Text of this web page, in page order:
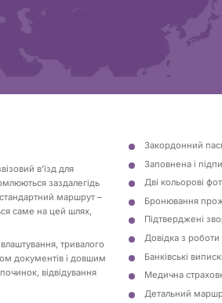
вʼїзд для
заздалегідь
маршрут –
саме на цей шлях,
тривалого
документів і довшим
відвідування
Закордонний
Заповнена і
Дві кольорові
Бронювання
Підтверджені
Довідка з роботи
Банківські
Медична
Детальний